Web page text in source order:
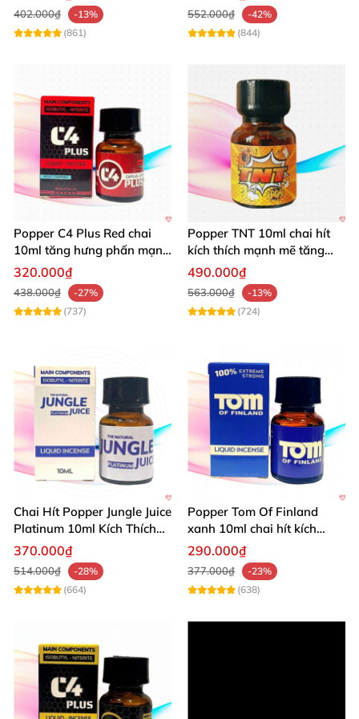
Thông tin mua hàng:
402.000₫
-13%
(861)
552.000₫
-42%
(844)
Popper C4 Plus Red chai
10ml tăng hưng phấn mạnh
mẽ kích thích
320.000₫
438.000₫
-27%
(737)
Popper TNT 10ml chai hít
kích thích mạnh mẽ tăng
cảm giác
490.000₫
563.000₫
-13%
(724)
Chai Hít Popper Jungle Juice
Platinum 10ml Kích Thích
Mạnh
370.000₫
514.000₫
-28%
(664)
Popper Tom Of Finland
xanh 10ml chai hít kích
thích mạnh mẽ
290.000₫
377.000₫
-23%
(638)